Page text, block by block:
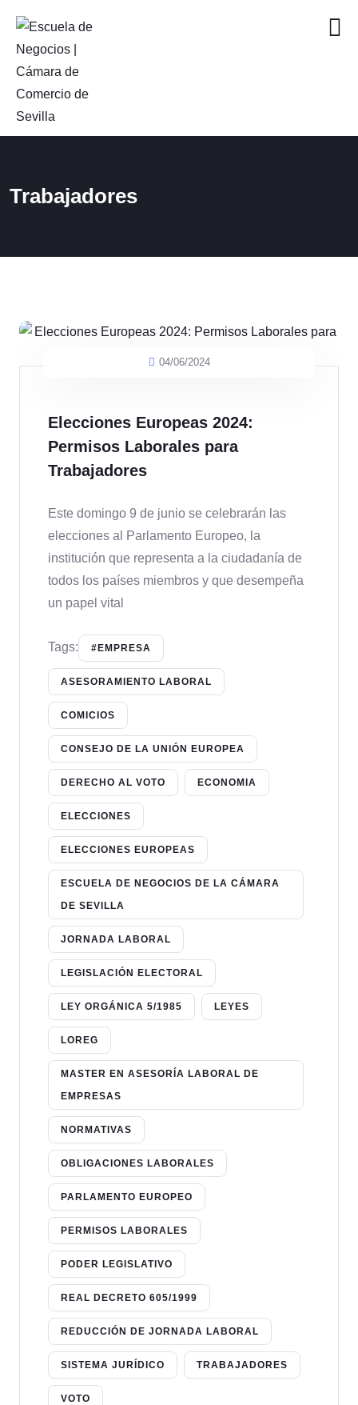
Trabajadores
04/06/2024
Elecciones Europeas 2024:
Permisos Laborales para
Trabajadores
Este domingo 9 de junio se celebrarán las
elecciones al Parlamento Europeo, la
institución que representa a la ciudadanía de
todos los países miembros y que desempeña
un papel vital
Tags: #EMPRESA
ASESORAMIENTO LABORAL
COMICIOS
CONSEJO DE LA UNIÓN EUROPEA
DERECHO AL VOTO ECONOMIA
ELECCIONES
ELECCIONES EUROPEAS
ESCUELA DE NEGOCIOS DE LA CÁMARA
DE SEVILLA
JORNADA LABORAL
LEGISLACIÓN ELECTORAL
LEY ORGÁNICA 5/1985 LEYES
LOREG
MASTER EN ASESORÍA LABORAL DE
EMPRESAS
NORMATIVAS
OBLIGACIONES LABORALES
PARLAMENTO EUROPEO
PERMISOS LABORALES
PODER LEGISLATIVO
REAL DECRETO 605/1999
REDUCCIÓN DE JORNADA LABORAL
SISTEMA JURÍDICO TRABAJADORES
VOTO